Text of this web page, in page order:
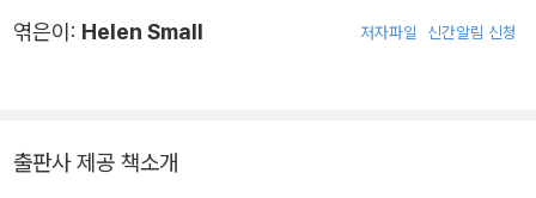
엮은이: Helen Small 저자파일 신간알림 신청
출판사 제공 책소개